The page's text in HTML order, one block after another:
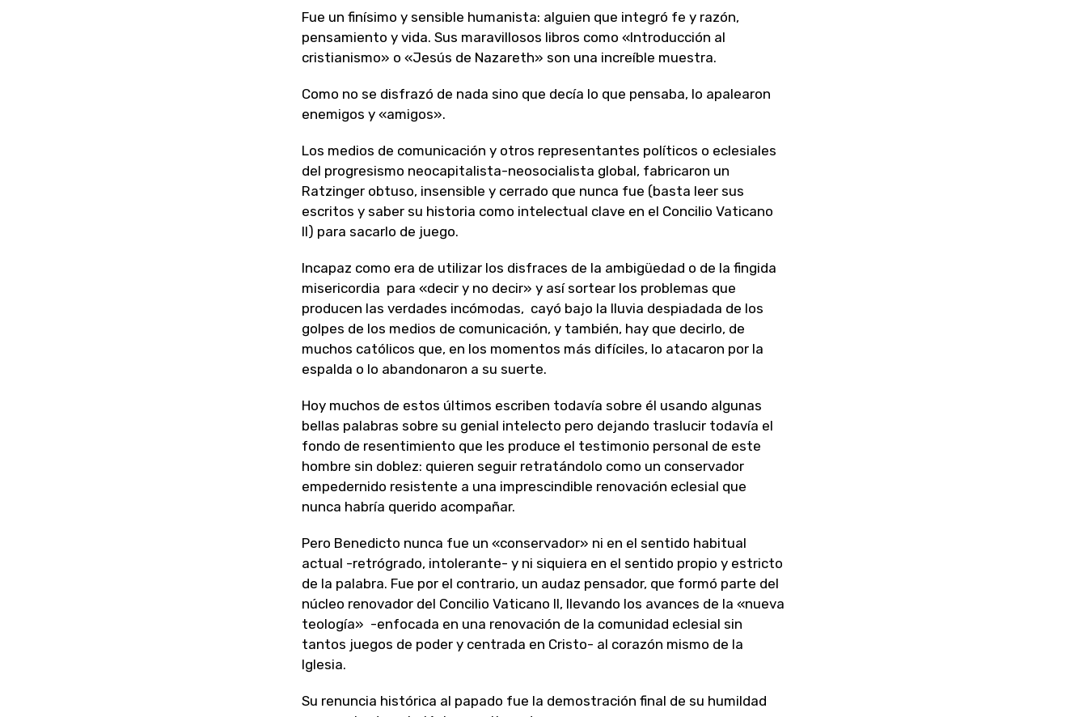
Fue un finísimo y sensible humanista: alguien que integró fe y razón,
pensamiento y vida. Sus maravillosos libros como «Introducción al
cristianismo» o «Jesús de Nazareth» son una increíble muestra.
Como no se disfrazó de nada sino que decía lo que pensaba, lo apalearon
enemigos y «amigos».
Los medios de comunicación y otros representantes políticos o eclesiales
del progresismo neocapitalista-neosocialista global, fabricaron un
Ratzinger obtuso, insensible y cerrado que nunca fue (basta leer sus
escritos y saber su historia como intelectual clave en el Concilio Vaticano
II) para sacarlo de juego.
Incapaz como era de utilizar los disfraces de la ambigüedad o de la fingida
misericordia para «decir y no decir» y así sortear los problemas que
producen las verdades incómodas, cayó bajo la lluvia despiadada de los
golpes de los medios de comunicación, y también, hay que decirlo, de
muchos católicos que, en los momentos más difíciles, lo atacaron por la
espalda o lo abandonaron a su suerte.
Hoy muchos de estos últimos escriben todavía sobre él usando algunas
bellas palabras sobre su genial intelecto pero dejando traslucir todavía el
fondo de resentimiento que les produce el testimonio personal de este
hombre sin doblez: quieren seguir retratándolo como un conservador
empedernido resistente a una imprescindible renovación eclesial que
nunca habría querido acompañar.
Pero Benedicto nunca fue un «conservador» ni en el sentido habitual
actual -retrógrado, intolerante- y ni siquiera en el sentido propio y estricto
de la palabra. Fue por el contrario, un audaz pensador, que formó parte del
núcleo renovador del Concilio Vaticano II, llevando los avances de la «nueva
teología» -enfocada en una renovación de la comunidad eclesial sin
tantos juegos de poder y centrada en Cristo- al corazón mismo de la
Iglesia.
Su renuncia histórica al papado fue la demostración final de su humildad